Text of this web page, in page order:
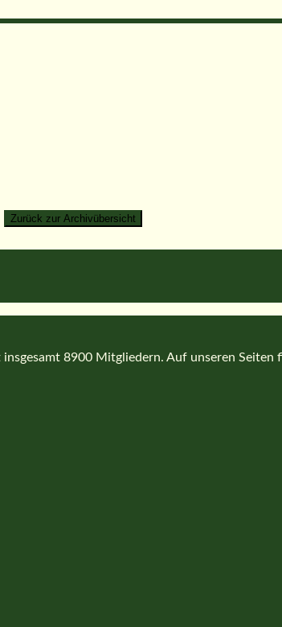
8900 Mitgliedern. Auf unseren Seiten